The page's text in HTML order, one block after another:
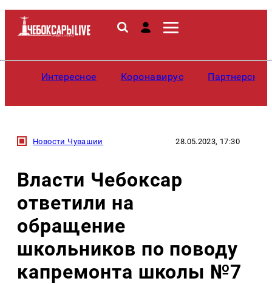
Интересное Коронавирус
Новости Чувашии 28.05.2023, 17:30
Власти Чебоксар
ответили на
обращение
школьников по поводу
капремонта школы №7